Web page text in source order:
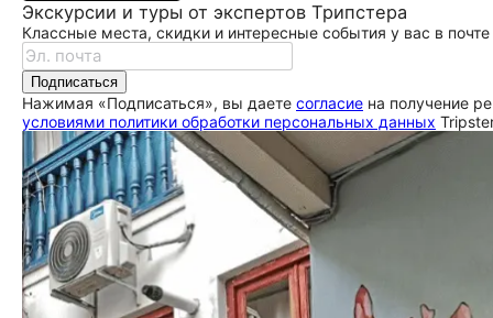
Экскурсии и туры от экспертов Трипстера
Классные места, скидки и интересные события у вас в почте
Подписаться
Нажимая «Подписаться», вы даете согласие на получение
условиями политики обработки персональных данных